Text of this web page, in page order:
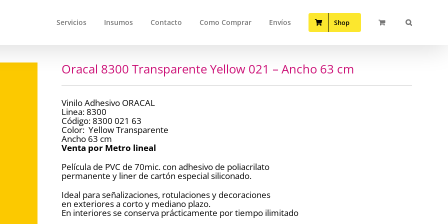
Servicios Insumos Contacto Como Comprar Envíos Shop
Oracal 8300 Transparente Yellow 021 – Ancho 63 cm
Vinilo Adhesivo ORACAL
Linea: 8300
Código: 8300 021 63
Color: Yellow Transparente
Ancho 63 cm
Venta por Metro lineal
Película de PVC de 70mic. con adhesivo de poliacrilato
permanente y liner de cartón especial siliconado.
Ideal para señalizaciones, rotulaciones y decoraciones
en exteriores a corto y mediano plazo.
En interiores se conserva prácticamente por tiempo ilimitado